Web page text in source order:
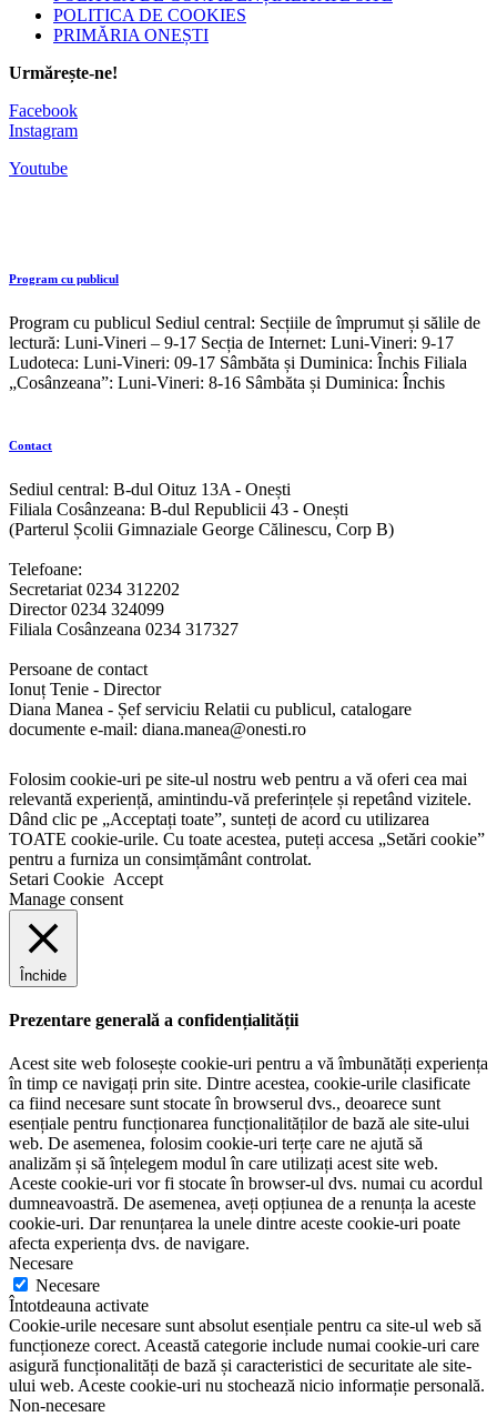
POLITICA DE COOKIES
PRIMĂRIA ONEȘTI
Urmărește-ne!
Facebook
Instagram
Youtube
Program cu publicul
Program cu publicul Sediul central: Secțiile de împrumut și sălile de
lectură: Luni-Vineri – 9-17 Secția de Internet: Luni-Vineri: 9-17
Ludoteca: Luni-Vineri: 09-17 Sâmbăta și Duminica: Închis Filiala
„Cosânzeana”: Luni-Vineri: 8-16 Sâmbăta și Duminica: Închis
Contact
Sediul central: B-dul Oituz 13A - Onești
Filiala Cosânzeana: B-dul Republicii 43 - Onești
(Parterul Școlii Gimnaziale George Călinescu, Corp B)
Telefoane:
Secretariat 0234 312202
Director 0234 324099
Filiala Cosânzeana 0234 317327
Persoane de contact
Ionuț Tenie - Director
Diana Manea - Șef serviciu Relatii cu publicul, catalogare
documente e-mail: diana.manea@onesti.ro
Folosim cookie-uri pe site-ul nostru web pentru a vă oferi cea mai
relevantă experiență, amintindu-vă preferințele și repetând vizitele.
Dând clic pe „Acceptați toate”, sunteți de acord cu utilizarea
TOATE cookie-urile. Cu toate acestea, puteți accesa „Setări cookie”
pentru a furniza un consimțământ controlat.
Setari Cookie Accept
Manage consent
Închide
Prezentare generală a confidențialității
Acest site web folosește cookie-uri pentru a vă îmbunătăți experiența
în timp ce navigați prin site. Dintre acestea, cookie-urile clasificate
ca fiind necesare sunt stocate în browserul dvs., deoarece sunt
esențiale pentru funcționarea funcționalităților de bază ale site-ului
web. De asemenea, folosim cookie-uri terțe care ne ajută să
analizăm și să înțelegem modul în care utilizați acest site web.
Aceste cookie-uri vor fi stocate în browser-ul dvs. numai cu acordul
dumneavoastră. De asemenea, aveți opțiunea de a renunța la aceste
cookie-uri. Dar renunțarea la unele dintre aceste cookie-uri poate
afecta experiența dvs. de navigare.
Necesare
Necesare
Întotdeauna activate
Cookie-urile necesare sunt absolut esențiale pentru ca site-ul web să
funcționeze corect. Această categorie include numai cookie-uri care
asigură funcționalități de bază și caracteristici de securitate ale site-
ului web. Aceste cookie-uri nu stochează nicio informație personală.
Non-necesare